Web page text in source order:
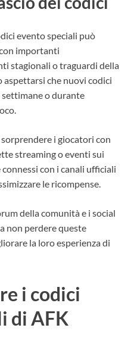
evento speciali può
importanti
stagionali o traguardi della
che nuovi codici
o durante
i giocatori con
streaming o eventi sui
con i canali ufficiali
le ricompense.
della comunità e i social
non perdere queste
la loro esperienza di
i codici
di AFK